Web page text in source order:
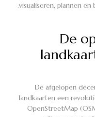
visualiseren, plannen en
De
De afgelopen
landkaarten een
OpenStreetMap